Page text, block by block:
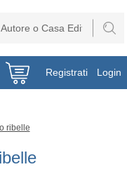
Registrati Login